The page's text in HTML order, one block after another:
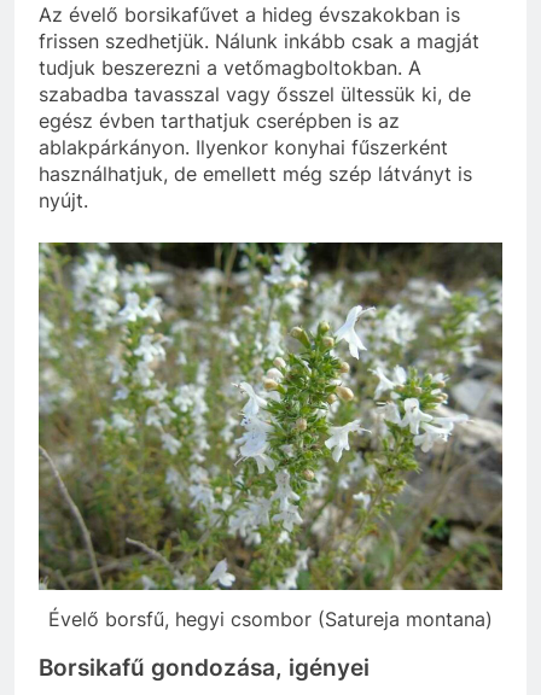
Az évelő borsikafűvet a hideg évszakokban is
frissen szedhetjük. Nálunk inkább csak a magját
tudjuk beszerezni a vetőmagboltokban. A
szabadba tavasszal vagy ősszel ültessük ki, de
egész évben tarthatjuk cserépben is az
ablakpárkányon. Ilyenkor konyhai fűszerként
használhatjuk, de emellett még szép látványt is
nyújt.
Évelő borsfű, hegyi csombor (Satureja montana)
Borsikafű gondozása, igényei